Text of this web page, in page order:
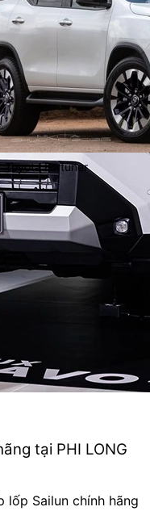
Toyota Fortuner
tại PHI LONG
lốp Sailun chính hãng